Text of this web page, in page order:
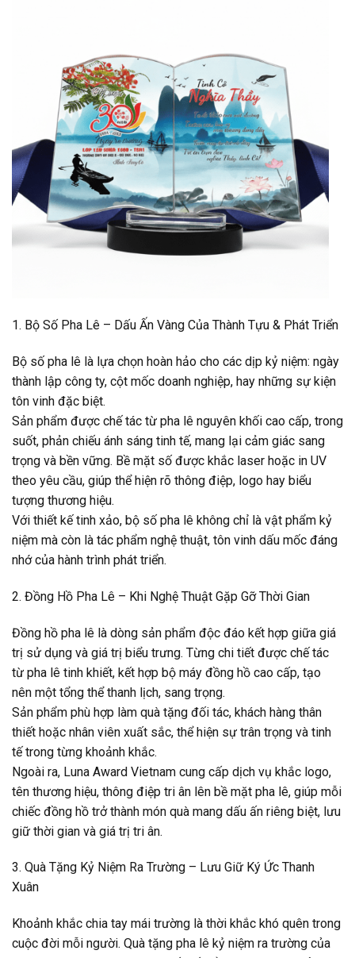
1. Bộ Số Pha Lê – Dấu Ấn Vàng Của Thành Tựu & Phát Triển
Bộ số pha lê là lựa chọn hoàn hảo cho các dịp kỷ niệm: ngày
thành lập công ty, cột mốc doanh nghiệp, hay những sự kiện
tôn vinh đặc biệt.
Sản phẩm được chế tác từ pha lê nguyên khối cao cấp, trong
suốt, phản chiếu ánh sáng tinh tế, mang lại cảm giác sang
trọng và bền vững. Bề mặt số được khắc laser hoặc in UV
theo yêu cầu, giúp thể hiện rõ thông điệp, logo hay biểu
tượng thương hiệu.
Với thiết kế tinh xảo, bộ số pha lê không chỉ là vật phẩm kỷ
niệm mà còn là tác phẩm nghệ thuật, tôn vinh dấu mốc đáng
nhớ của hành trình phát triển.
2. Đồng Hồ Pha Lê – Khi Nghệ Thuật Gặp Gỡ Thời Gian
Đồng hồ pha lê là dòng sản phẩm độc đáo kết hợp giữa giá
trị sử dụng và giá trị biểu trưng. Từng chi tiết được chế tác
từ pha lê tinh khiết, kết hợp bộ máy đồng hồ cao cấp, tạo
nên một tổng thể thanh lịch, sang trọng.
Sản phẩm phù hợp làm quà tặng đối tác, khách hàng thân
thiết hoặc nhân viên xuất sắc, thể hiện sự trân trọng và tinh
tế trong từng khoảnh khắc.
Ngoài ra, Luna Award Vietnam cung cấp dịch vụ khắc logo,
tên thương hiệu, thông điệp tri ân lên bề mặt pha lê, giúp mỗi
chiếc đồng hồ trở thành món quà mang dấu ấn riêng biệt, lưu
giữ thời gian và giá trị tri ân.
3. Quà Tặng Kỷ Niệm Ra Trường – Lưu Giữ Ký Ức Thanh
Xuân
Khoảnh khắc chia tay mái trường là thời khắc khó quên trong
cuộc đời mỗi người. Quà tặng pha lê kỷ niệm ra trường của